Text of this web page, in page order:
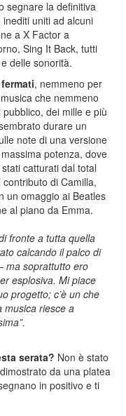
segnare la definitiva
uniti ad alcuni
a X Factor a
Sing It Back, tutti
delle sonorità.
, nemmeno per
che nemmeno
dei mille e più
durare un
note di una versione
potenza, dove
catturati dal total
di Camilla,
un omaggio ai Beatles
al piano da Emma.
fronte a tutta quella
calcando il palco di
ma soprattutto ero
esplosiva. Mi piace
progetto; c’è un che
musica riesce a
serata? Non è stato
da una platea
in positivo e ti